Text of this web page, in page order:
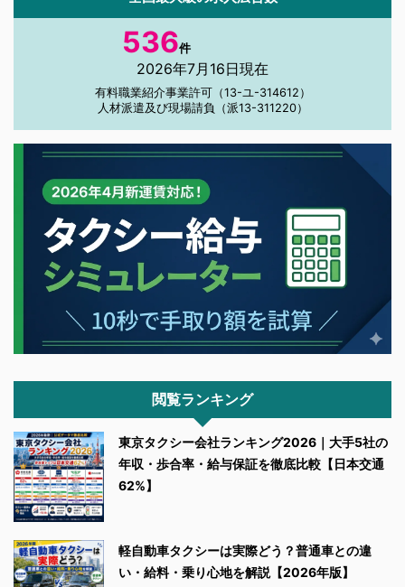
536件
2026年7月16日現在
有料職業紹介事業許可（13-ユ-314612）
人材派遣及び現場請負（派13-311220）
閲覧ランキング
東京タクシー会社ランキング2026｜大手5社の
年収・歩合率・給与保証を徹底比較【日本交通
62%】
軽自動車タクシーは実際どう？普通車との違
い・給料・乗り心地を解説【2026年版】